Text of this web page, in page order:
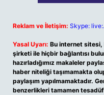
Reklam ve İletişim: Skype:
Yasal Uyarı: Bu internet sitesi,
şirketi ile hiçbir bağlantısı
hazırladığımız makaleler
haber niteliği taşımamakta
paylaşım yapılmamaktadır.
benzerlikleri tamamen